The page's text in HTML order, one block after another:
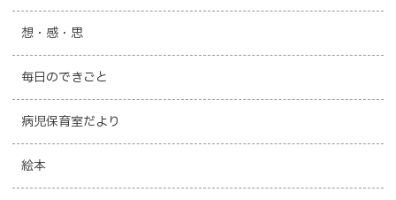
想・感・思
毎日のできごと
病児保育室だより
絵本